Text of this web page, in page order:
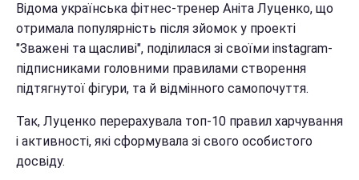
Відома українська фітнес-тренер Аніта Луценко, що
отримала популярність після зйомок у проекті
"Зважені та щасливі", поділилася зі своїми instagram-
підписниками головними правилами створення
підтягнутої фігури, та й відмінного самопочуття.
Так, Луценко перерахувала топ-10 правил харчування
і активності, які сформувала зі свого особистого
досвіду.